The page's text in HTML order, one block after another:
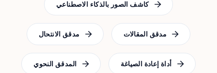
كاشف الصور بالذكاء الاصطناعي
مدقق الانتحال مدقق المقالات
المدقق النحوي أداة إعادة الصياغة